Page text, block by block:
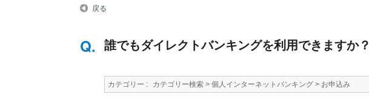
戻る
誰でもダイレクトバンキングを利用できますか？
カテゴリー : カテゴリー検索 > 個人インターネットバンキング > お申込み